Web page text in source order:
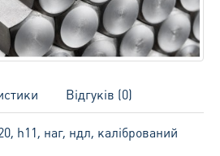
Відгуків (0)
h11, наг, ндл, калібрований